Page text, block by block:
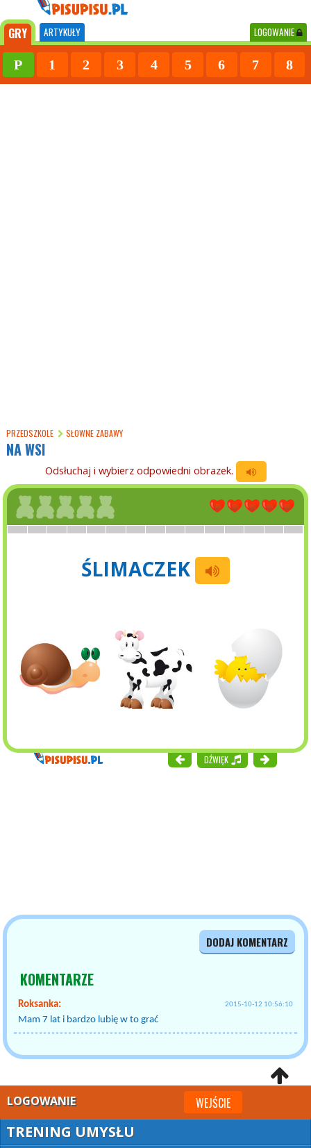
GRY ARTYKUŁY LOGOWANIE
P 1 2 3 4 5 6 7 8
PRZEDSZKOLE SŁOWNE ZABAWY
NA WSI
Odsłuchaj i wybierz odpowiedni obrazek.
ŚLIMACZEK
DŹWIĘK
DODAJ KOMENTARZ
KOMENTARZE
Roksanka: 2015-10-12 10:56:10
Mam 7 lat i bardzo lubię w to grać
LOGOWANIE WEJŚCIE
TRENING UMYSŁU